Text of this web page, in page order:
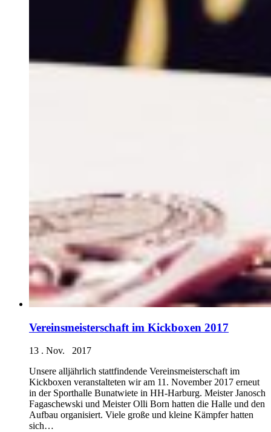
Vereinsmeisterschaft im Kickboxen 2017
13 . Nov. 2017
Unsere alljährlich stattfindende Vereinsmeisterschaft im
Kickboxen veranstalteten wir am 11. November 2017 erneut
in der Sporthalle Bunatwiete in HH-Harburg. Meister Janosch
Fagaschewski und Meister Olli Born hatten die Halle und den
Aufbau organisiert. Viele große und kleine Kämpfer hatten
sich…